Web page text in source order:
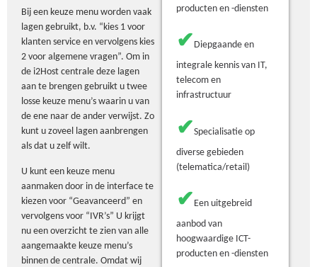
Bij een keuze menu worden vaak
lagen gebruikt, b.v. “kies 1 voor
klanten service en vervolgens kies
2 voor algemene vragen”. Om in
de i2Host centrale deze lagen
aan te brengen gebruikt u twee
losse keuze menu’s waarin u van
de ene naar de ander verwijst. Zo
kunt u zoveel lagen aanbrengen
als dat u zelf wilt.
U kunt een keuze menu
aanmaken door in de interface te
kiezen voor “Geavanceerd” en
vervolgens voor “IVR’s” U krijgt
nu een overzicht te zien van alle
aangemaakte keuze menu’s
binnen de centrale. Omdat wij
producten en -diensten
✔ Diepgaande en
integrale kennis van IT,
telecom en
infrastructuur
✔Specialisatie op
diverse gebieden
(telematica/retail)
✔ Een uitgebreid
aanbod van
hoogwaardige ICT-
producten en -diensten